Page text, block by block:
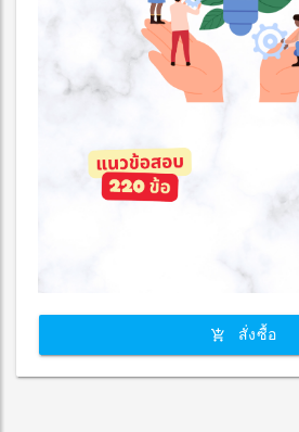
สั่งซื้อ